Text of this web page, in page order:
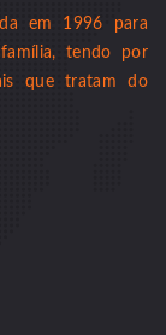
em 1996 para
tendo por
que tratam do